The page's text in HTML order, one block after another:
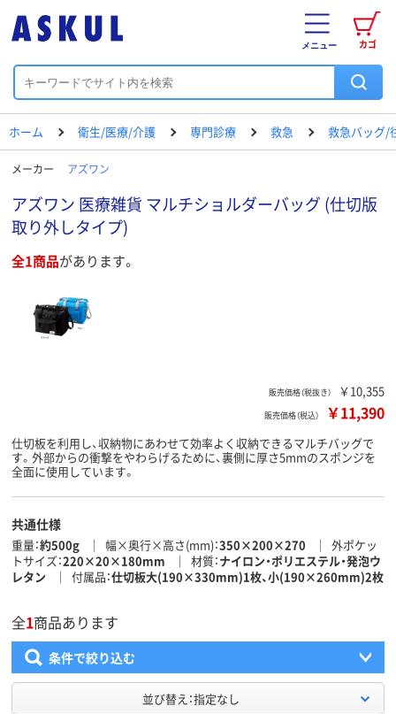
カゴ
メニュー
ホーム 衛生/医療/介護 専門診療 救急 救急バッグ/
メーカー アズワン
アズワン 医療雑貨 マルチショルダーバッグ (仕切版
取り外しタイプ)
全1商品があります。
販売価格（税抜き） ￥10,355
販売価格（税込） ￥11,390
仕切板を利用し、収納物にあわせて効率よく収納できるマルチバッグで
す。外部からの衝撃をやわらげるために、裏側に厚さ5mmのスポンジを
全面に使用しています。
共通仕様
重量 約500g 幅×奥行×高さ(mm) 350×200×270
外ポケッ
トサイズ 220×20×180mm 材質 ナイロン・ポリエステル・発泡ウ
レタン
付属品 仕切板大(190×330mm)1枚、小(190×260mm)2枚
全1商品あります
条件で絞り込む
並び替え：指定なし